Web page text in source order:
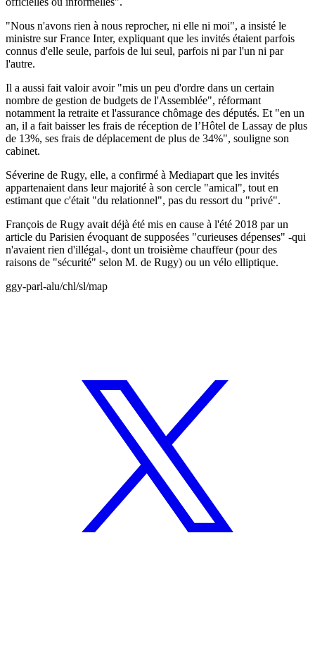
"Nous n'avons rien à nous reprocher, ni elle ni moi", a insisté le
ministre sur France Inter, expliquant que les invités étaient parfois
connus d'elle seule, parfois de lui seul, parfois ni par l'un ni par
l'autre.
Il a aussi fait valoir avoir "mis un peu d'ordre dans un certain
nombre de gestion de budgets de l'Assemblée", réformant
notamment la retraite et l'assurance chômage des députés. Et "en un
an, il a fait baisser les frais de réception de l’Hôtel de Lassay de plus
de 13%, ses frais de déplacement de plus de 34%", souligne son
cabinet.
Séverine de Rugy, elle, a confirmé à Mediapart que les invités
appartenaient dans leur majorité à son cercle "amical", tout en
estimant que c'était "du relationnel", pas du ressort du "privé".
François de Rugy avait déjà été mis en cause à l'été 2018 par un
article du Parisien évoquant de supposées "curieuses dépenses" -qui
n'avaient rien d'illégal-, dont un troisième chauffeur (pour des
raisons de "sécurité" selon M. de Rugy) ou un vélo elliptique.
ggy-parl-alu/chl/sl/map